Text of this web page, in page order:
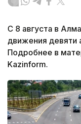
С 8 августа в
движения девяти
Подробнее в
Kazinform.